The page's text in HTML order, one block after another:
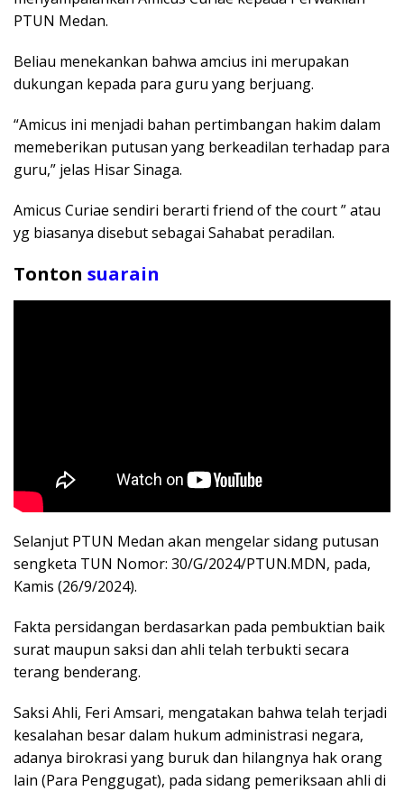
PTUN Medan.
Beliau menekankan bahwa amcius ini merupakan
dukungan kepada para guru yang berjuang.
“Amicus ini menjadi bahan pertimbangan hakim dalam
memeberikan putusan yang berkeadilan terhadap para
guru,” jelas Hisar Sinaga.
Amicus Curiae sendiri berarti friend of the court ” atau
yg biasanya disebut sebagai Sahabat peradilan.
Tonton suarain
Selanjut PTUN Medan akan mengelar sidang putusan
sengketa TUN Nomor: 30/G/2024/PTUN.MDN, pada,
Kamis (26/9/2024).
Fakta persidangan berdasarkan pada pembuktian baik
surat maupun saksi dan ahli telah terbukti secara
terang benderang.
Saksi Ahli, Feri Amsari, mengatakan bahwa telah terjadi
kesalahan besar dalam hukum administrasi negara,
adanya birokrasi yang buruk dan hilangnya hak orang
lain (Para Penggugat), pada sidang pemeriksaan ahli di